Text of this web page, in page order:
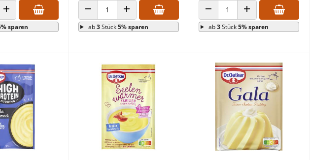
ANZAHL ERHÖHEN
sparen
ANZAHL VERRINGERNANZAHL ERHÖHEN
ab3Stück5% sparen
ANZAHL VERRINGERNANZAHL ERHÖHEN
ab3Stück5% sparen